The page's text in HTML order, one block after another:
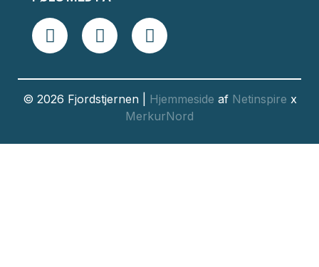
© 2026 Fjordstjernen | Hjemmeside af Netinspire x
MerkurNord